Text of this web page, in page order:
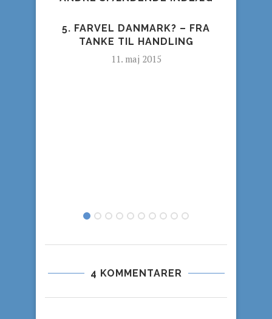
5. FARVEL DANMARK? – FRA
TANKE TIL HANDLING
11. maj 2015
4 KOMMENTARER